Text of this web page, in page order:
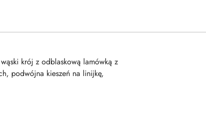
krój z odblaskową lamówką z
podwójna kieszeń na linijkę,